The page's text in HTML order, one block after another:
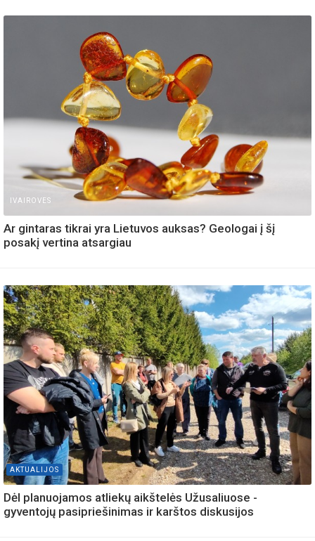
IVAIROVES
Ar gintaras tikrai yra Lietuvos auksas? Geologai į šį
posakį vertina atsargiau
AKTUALIJOS
Dėl planuojamos atliekų aikštelės Užusaliuose -
gyventojų pasipriešinimas ir karštos diskusijos